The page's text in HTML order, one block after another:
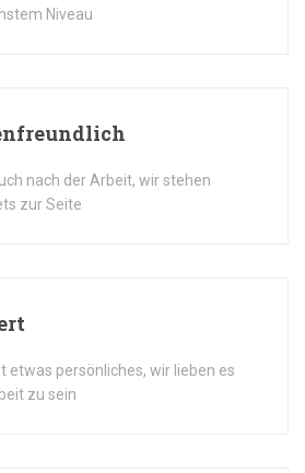
Niveau
nach der Arbeit, wir stehen
zur Seite
etwas persönliches, wir lieben es
zu sein